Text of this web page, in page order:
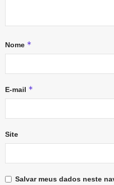
Nome *
E-mail *
Site
Salvar meus dados neste